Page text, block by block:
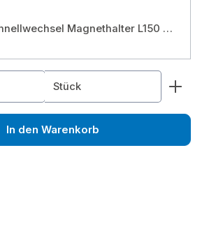
1/4" Bit Schnellwechsel Magnethalter L150 mm Variante: 1/4" Bit Schnellwechsel Magnethalter L150 mm
Gib den gewünschten Wert
Stück
In den Warenkorb